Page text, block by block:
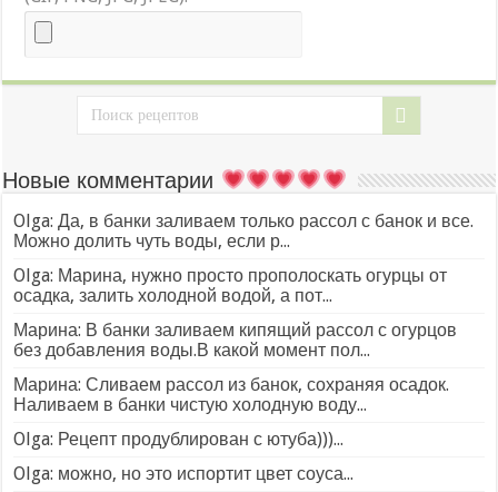
Новые комментарии
Olga: Да, в банки заливаем только рассол с банок и все.
Можно долить чуть воды, если р...
Olga: Марина, нужно просто прополоскать огурцы от
осадка, залить холодной водой, а пот...
Марина: В банки заливаем кипящий рассол с огурцов
без добавления воды.В какой момент пол...
Марина: Сливаем рассол из банок, сохраняя осадок.
Наливаем в банки чистую холодную воду...
Olga: Рецепт продублирован с ютуба)))...
Olga: можно, но это испортит цвет соуса...